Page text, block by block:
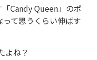
Candy Queen」のポ
って思うくらい伸ばす
よね？